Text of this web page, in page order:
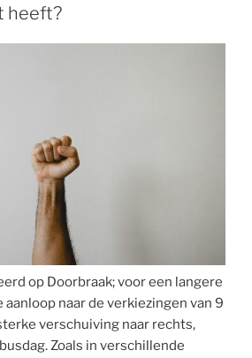
heeft?
op Doorbraak; voor een langere
aanloop naar de verkiezingen van 9
verschuiving naar rechts,
Zoals in verschillende